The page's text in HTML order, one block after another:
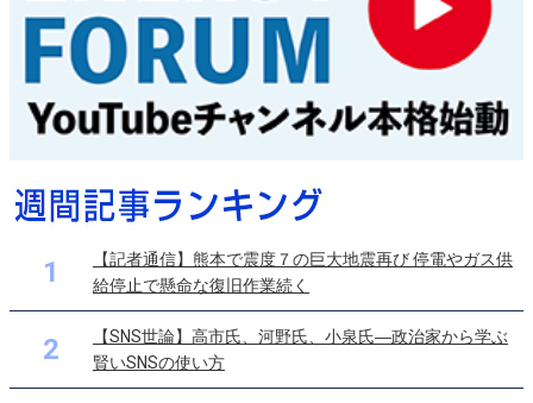
1
【記者通信】熊本で震度７の巨大地震再び 停電やガス供
給停止で懸命な復旧作業続く
2
【SNS世論】高市氏、河野氏、小泉氏―政治家から学ぶ
賢いSNSの使い方